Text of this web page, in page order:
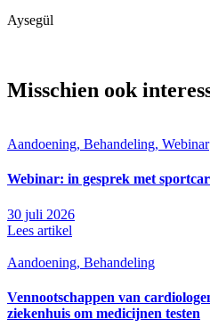
Aysegül
Misschien ook
Aandoening, Behandeling, Webinar
Webinar: in gesprek met
30 juli 2026
Lees artikel
Aandoening, Behandeling
Vennootschappen van
ziekenhuis om medicijnen testen